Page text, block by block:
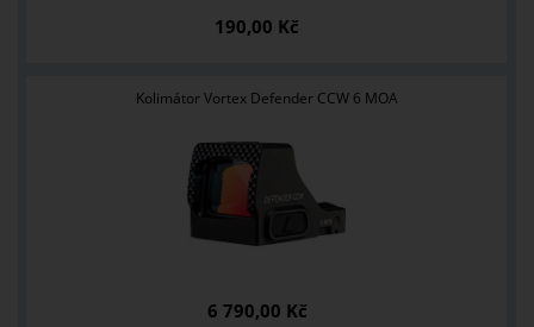
190,00 Kč
Kolimátor Vortex Defender CCW 6 MOA
6 790,00 Kč